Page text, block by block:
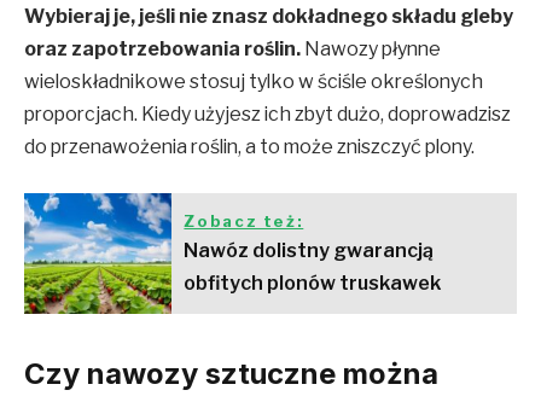
Wybieraj je, jeśli nie znasz dokładnego składu gleby
oraz zapotrzebowania roślin. Nawozy płynne
wieloskładnikowe stosuj tylko w ściśle określonych
proporcjach. Kiedy użyjesz ich zbyt dużo, doprowadzisz
do przenawożenia roślin, a to może zniszczyć plony.
Zobacz też:
Nawóz dolistny gwarancją
obfitych plonów truskawek
Czy nawozy sztuczne można